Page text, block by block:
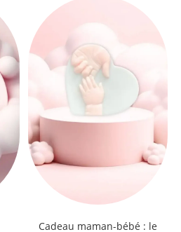
Cadeau maman-bébé : le